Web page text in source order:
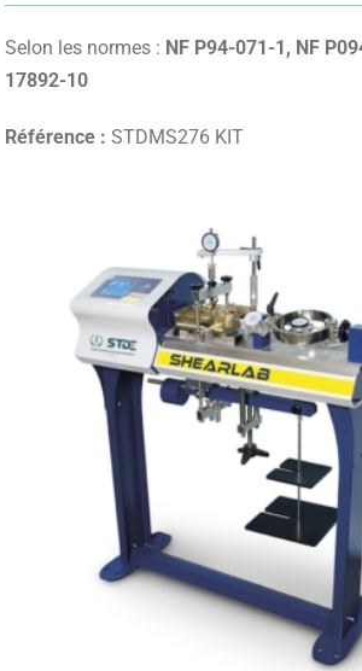
Selon les normes : NF P94-071-1, NF
17892-10
Référence : STDMS276 KIT